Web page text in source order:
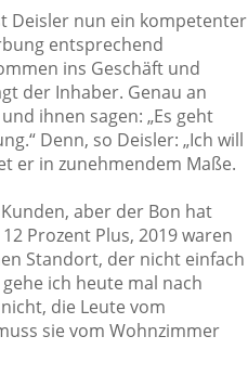
Deisler nun ein kompetenter
entsprechend
ins Geschäft und
der Inhaber. Genau an
ihnen sagen: „Es geht
Denn, so Deisler: „Ich will
er in zunehmendem Maße.
aber der Bon hat
Prozent Plus, 2019 waren
Standort, der nicht einfach
ich heute mal nach
die Leute vom
sie vom Wohnzimmer